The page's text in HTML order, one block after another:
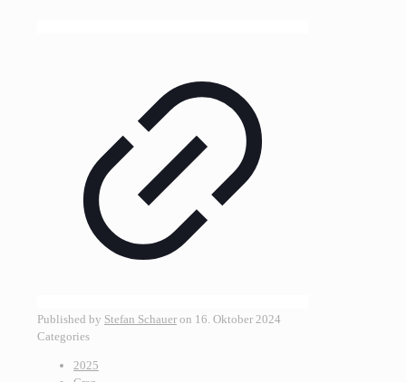
Published by Stefan Schauer on 16. Oktober 2024
Categories
2025